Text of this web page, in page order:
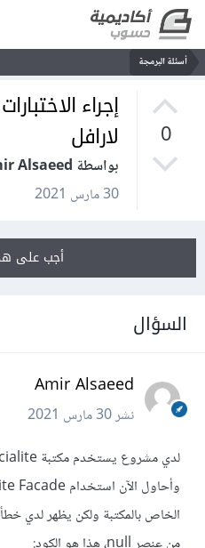
أسئلة البرمجة
0
لارافل
بواسطة Amir Alsaeed
30 مارس 2021
أجب على
السؤال
Amir Alsaeed
نشر30 مارس 2021
الخاص بالمكتبة ولكن يظهر لدي